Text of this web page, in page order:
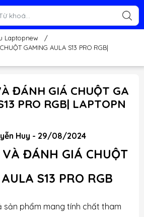
Laptopnew
/
GAMING AULA S13 PRO RGB|
ĐÁNH GIÁ CHUỘT GA
PRO RGB| LAPTOPN
Huy - 29/08/2024
VÀ ĐÁNH GIÁ CHUỘT
S13 PRO RGB
sản phẩm mang tính chất tham